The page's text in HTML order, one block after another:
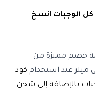
حتى 80٪ على كل الوجبات انسخ
خصم مميزة من
ميلز عند استخدام كود
على كل الوجبات بالإضافة إلى شحن